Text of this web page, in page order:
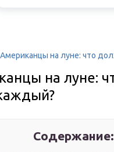
Американцы на луне: что
на луне:
Содержание: